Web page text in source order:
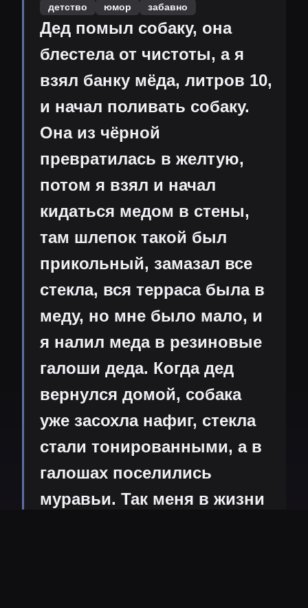
детство
юмор забавно
Дед помыл собаку, она
блестела от чистоты, а я
взял банку мёда, литров 10,
и начал поливать собаку.
Она из чёрной
превратилась в желтую,
потом я взял и начал
кидаться медом в стены,
там шлепок такой был
прикольный, замазал все
стекла, вся терраса была в
меду, но мне было мало, и
я налил меда в резиновые
галоши деда. Когда дед
вернулся домой, собака
уже засохла нафиг, стекла
стали тонированными, а в
галошах поселились
муравьи. Так меня в жизни